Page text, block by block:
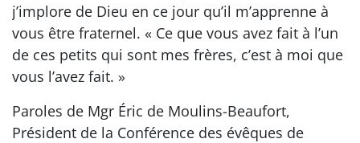
j’implore de Dieu en ce jour qu’il m’apprenne à
vous être fraternel. « Ce que vous avez fait à l’un
de ces petits qui sont mes frères, c’est à moi que
vous l’avez fait. »
Paroles de Mgr Éric de Moulins-Beaufort,
Président de la Conférence des évêques de